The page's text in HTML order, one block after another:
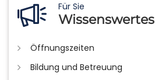
Für Sie
Wissenswertes
Öffnungszeiten
Bildung und Betreuung